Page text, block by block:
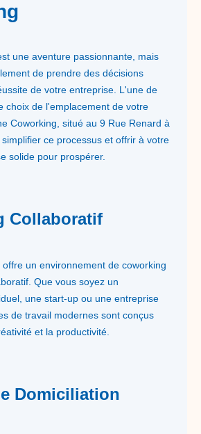
une aventure passionnante, mais
de prendre des décisions
de votre entreprise. L'une de
choix de l'emplacement de votre
Coworking, situé au 9 Rue Renard à
ce processus et offrir à votre
solide pour prospérer.
Collaboratif
un environnement de coworking
Que vous soyez un
une start-up ou une entreprise
de travail modernes sont conçus
et la productivité.
Domiciliation